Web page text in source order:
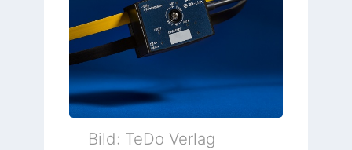
Bild: TeDo Verlag